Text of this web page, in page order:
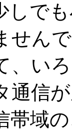
しで
せん
、い
通信
帯域